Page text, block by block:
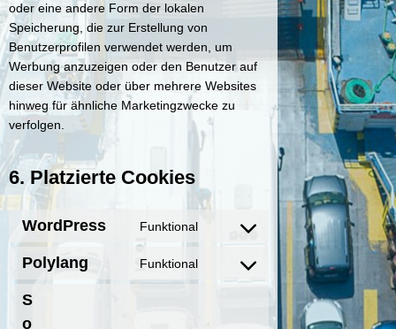
oder eine andere Form der lokalen
Speicherung, die zur Erstellung von
Benutzerprofilen verwendet werden, um
Werbung anzuzeigen oder den Benutzer auf
dieser Website oder über mehrere Websites
hinweg für ähnliche Marketingzwecke zu
verfolgen.
6. Platzierte Cookies
WordPress Funktional
Polylang Funktional
S
o